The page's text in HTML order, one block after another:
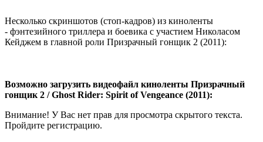
Несколько скриншотов (стоп-кадров) из киноленты
- фэнтезийного триллера и боевика с участием Николасом
Кейджем в главной роли Призрачный гонщик 2 (2011):
Возможно загрузить видеофайл киноленты Призрачный
гонщик 2 / Ghost Rider: Spirit of Vengeance (2011):
Внимание! У Вас нет прав для просмотра скрытого текста.
Пройдите регистрацию.